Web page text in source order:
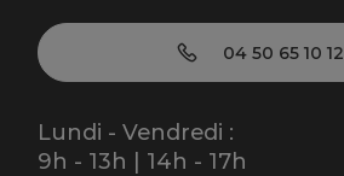
04 50 65 10 12
Lundi - Vendredi :
9h - 13h | 14h - 17h